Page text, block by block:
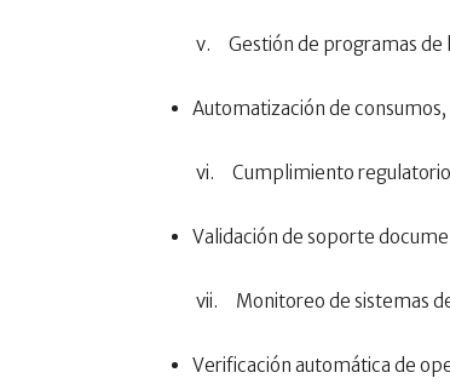
v. Gestión de programas de
Automatización de
vi. Cumplimiento
Validación de soporte
vii. Monitoreo de sistemas de
Verificación automática de